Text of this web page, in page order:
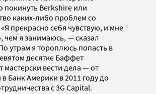
покинуть Berkshire или
каких-либо проблем со
прекрасно себя чувствую, и мне
чем я занимаюсь, — сказал
утрам я тороплюсь попасть в
десятке Баффет
мастерски вести дела — от
Банк Америки в 2011 году до
с 3G Capital.